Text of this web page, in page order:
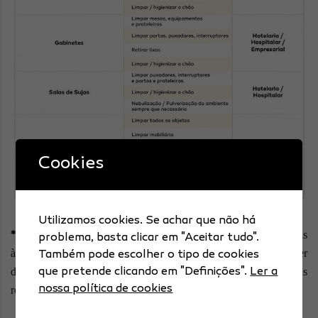
* Este Plano de limpeza apresenta indicações transversais e gerais
à atividade. Para cada unidade / zona a intervencionar, deverá ser
desenvolvido um plano de limpeza ajustado considerando as
respetivas especificidades.
Cookies
Utilizamos cookies. Se achar que não há
problema, basta clicar em "Aceitar tudo".
Também pode escolher o tipo de cookies
que pretende clicando em "Definições".Ler a
nossa política de cookies